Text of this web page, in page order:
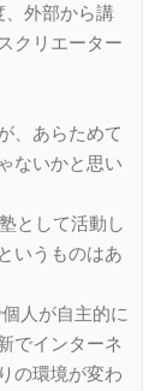
、外部から講
クリエーター
、あらためて
ないかと思い
として活動し
いうものはあ
人が自主的に
でインターネ
の環境が変わ